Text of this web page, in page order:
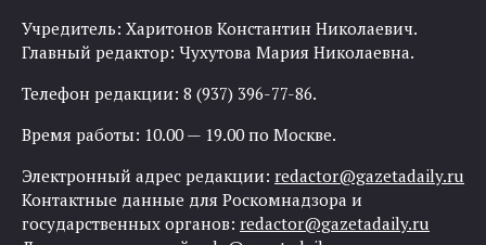
Учредитель: Харитонов Константин Николаевич.
Главный редактор: Чухутова Мария Николаевна.
Телефон редакции: 8 (937) 396-77-86.
Время работы: 10.00 — 19.00 по Москве.
Электронный адрес редакции: redactor@gazetadaily.ru
Контактные данные для Роскомнадзора и
государственных органов: redactor@gazetadaily.ru